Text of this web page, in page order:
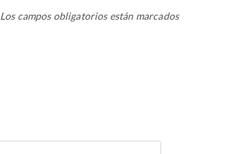
Los campos obligatorios están marcados